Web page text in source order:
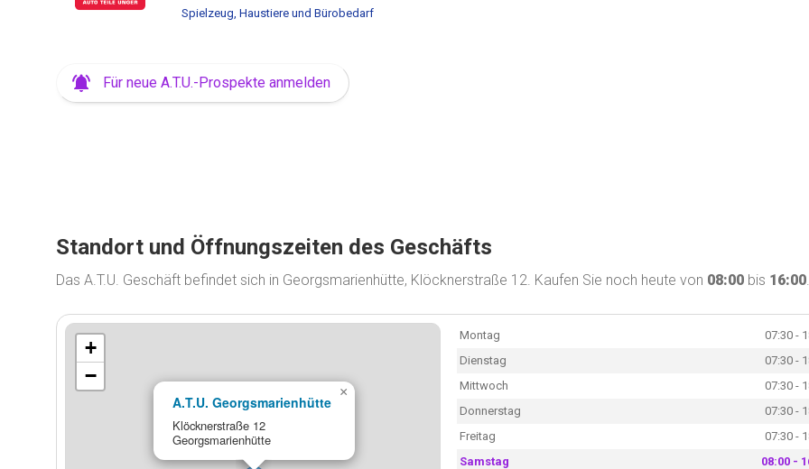
Spielzeug, Haustiere und Bürobedarf
Für neue A.T.U.-Prospekte anmelden
Standort und Öffnungszeiten des Geschäfts
Das A.T.U. Geschäft befindet sich in Georgsmarienhütte, Klöcknerstraße 12. Kaufen Sie noch heute von 08:00 bis 16:00.
A.T.U. Georgsmarienhütte
Klöcknerstraße 12
Georgsmarienhütte
×
+
−
Montag
07:30 -
Dienstag
07:30 -
Mittwoch
07:30 -
Donnerstag
07:30 -
Freitag
07:30 -
Samstag
08:00 -